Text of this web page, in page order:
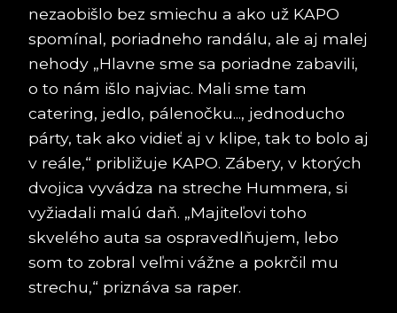
nezaobišlo bez smiechu a ako už KAPO
spomínal, poriadneho randálu, ale aj malej
nehody „Hlavne sme sa poriadne zabavili,
o to nám išlo najviac. Mali sme tam
catering, jedlo, pálenočku..., jednoducho
párty, tak ako vidieť aj v klipe, tak to bolo aj
v reále,“ približuje KAPO. Zábery, v ktorých
dvojica vyvádza na streche Hummera, si
vyžiadali malú daň. „Majiteľovi toho
skvelého auta sa ospravedlňujem, lebo
som to zobral veľmi vážne a pokrčil mu
strechu,“ priznáva sa raper.